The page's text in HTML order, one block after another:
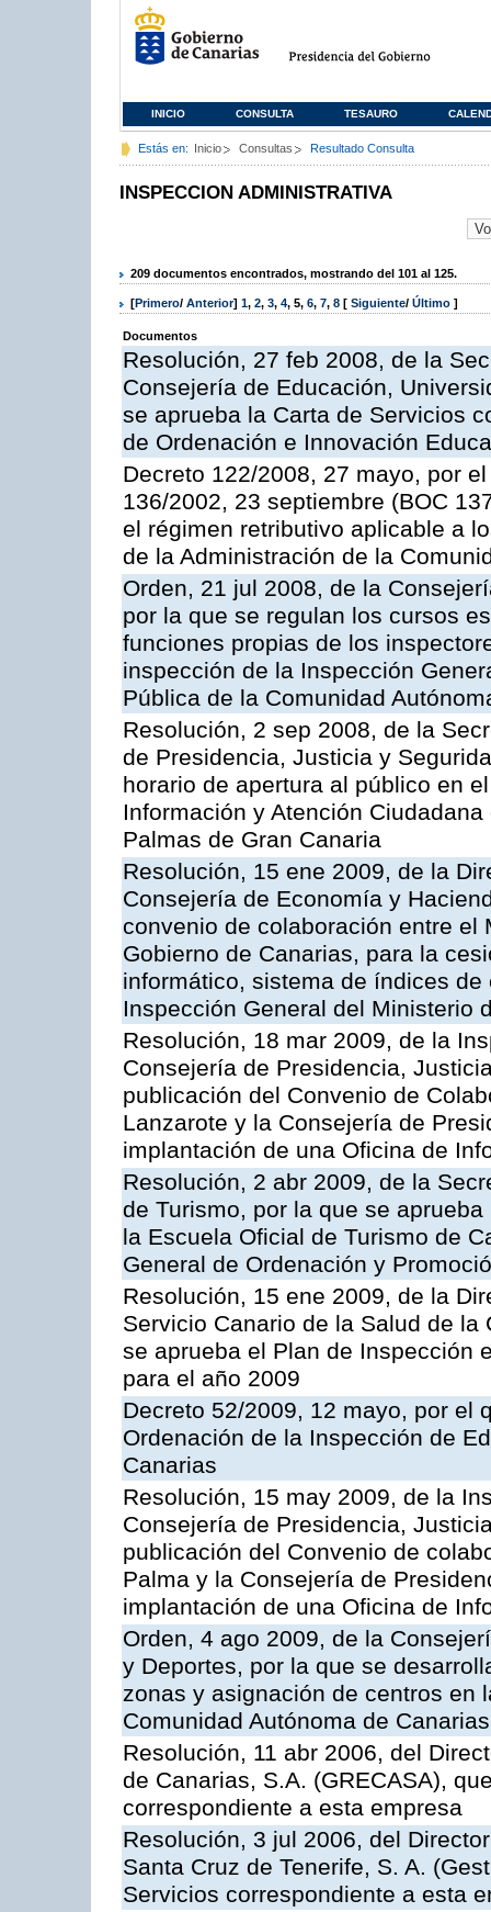
INICIO CONSULTA TESAURO
Estás en: Inicio Consultas Resultado Consulta
INSPECCION ADMINISTRATIVA
209 documentos encontrados, mostrando del 101 al 125.
[Primero/ Anterior] 1, 2, 3, 4, 5, 6, 7, 8 [ Siguiente/ Último ]
Documentos
Resolución, 27 feb 2008, de la
Consejería de Educación,
se aprueba la Carta de Servicios
de Ordenación e Innovación
Decreto 122/2008, 27 mayo, por
136/2002, 23 septiembre (BOC
el régimen retributivo aplicable a
de la Administración de la
Orden, 21 jul 2008, de la
por la que se regulan los cursos
funciones propias de los
inspección de la Inspección
Pública de la Comunidad
Resolución, 2 sep 2008, de la
de Presidencia, Justicia y
horario de apertura al público en
Información y Atención
Palmas de Gran Canaria
Resolución, 15 ene 2009, de la
Consejería de Economía y
convenio de colaboración entre
Gobierno de Canarias, para la
informático, sistema de índices
Inspección General del Ministerio
Resolución, 18 mar 2009, de la
Consejería de Presidencia,
publicación del Convenio de
Lanzarote y la Consejería de
implantación de una Oficina de
Resolución, 2 abr 2009, de la
de Turismo, por la que se
la Escuela Oficial de Turismo de
General de Ordenación y
Resolución, 15 ene 2009, de la
Servicio Canario de la Salud de
se aprueba el Plan de Inspección
para el año 2009
Decreto 52/2009, 12 mayo, por el
Ordenación de la Inspección de
Canarias
Resolución, 15 may 2009, de la
Consejería de Presidencia,
publicación del Convenio de
Palma y la Consejería de
implantación de una Oficina de
Orden, 4 ago 2009, de la
y Deportes, por la que se
zonas y asignación de centros en
Comunidad Autónoma de Canarias
Resolución, 11 abr 2006, del
de Canarias, S.A. (GRECASA),
correspondiente a esta empresa
Resolución, 3 jul 2006, del
Santa Cruz de Tenerife, S. A.
Servicios correspondiente a esta